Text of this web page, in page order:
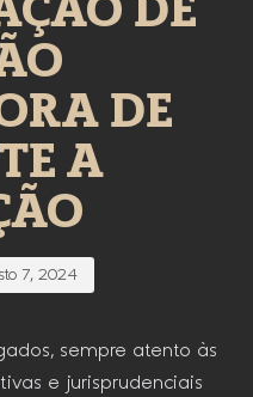
DE
DE
A
7, 2024
sempre atento às
e jurisprudenciais